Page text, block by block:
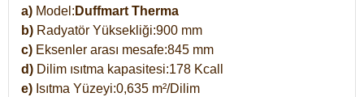
a) Model: Duffmart Therma
b) Radyatör Yüksekliği:900 mm
c) Eksenler arası mesafe:845 mm
d) Dilim ısıtma kapasitesi:178 Kcall
e) Isıtma Yüzeyi:0,635 m²/Dilim